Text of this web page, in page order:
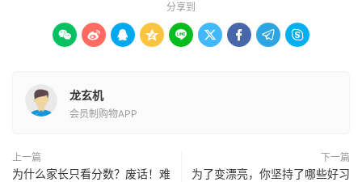
分享到
        
龙玄机
会员制购物APP
上一篇
为什么家长只看分数？废话！难
下一篇
为了变漂亮，你坚持了哪些好习